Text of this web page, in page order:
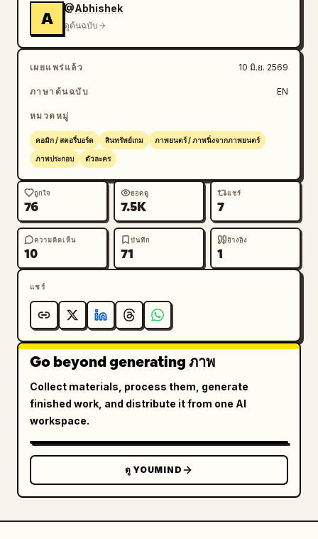
A
@Abhishek
ดูต้นฉบับ
เผยแพร่แล้ว 10 มิ.ย. 2569
ภาษาต้นฉบับ EN
หมวดหมู่
คอมิก / สตอรี่บอร์ด สินทรัพย์เกม ภาพยนตร์ / ภาพนิ่งจากภาพยนตร์
ภาพประกอบ ตัวละคร
ถูกใจ
76
ยอดดู
7.5K
แชร์
7
ความคิดเห็น
10
บันทึก
71
อ้างอิง
1
แชร์
Go beyond generating ภาพ
Collect materials, process them, generate
finished work, and distribute it from one AI
workspace.
ดู YOUMIND